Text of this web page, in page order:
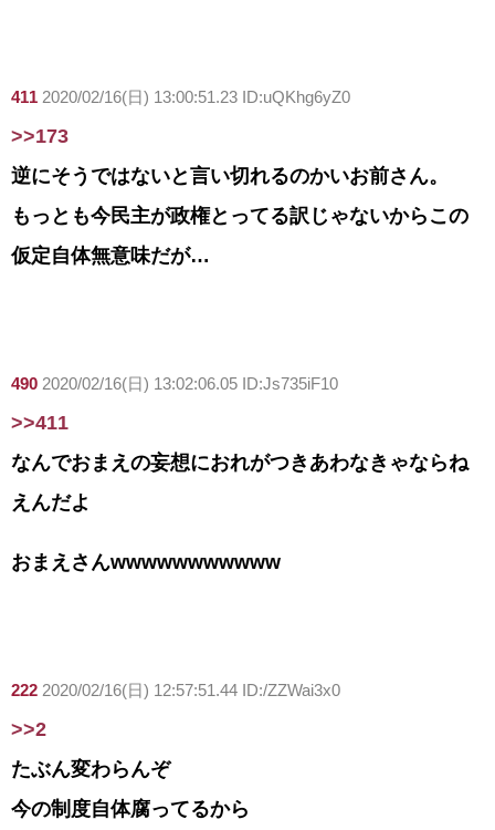
411 2020/02/16(日) 13:00:51.23 ID:uQKhg6yZ0
>>173
逆にそうではないと言い切れるのかいお前さん。
もっとも今民主が政権とってる訳じゃないからこの
仮定自体無意味だが…
490 2020/02/16(日) 13:02:06.05 ID:Js735iF10
>>411
なんでおまえの妄想におれがつきあわなきゃならね
えんだよ
おまえさんwwwwwwwwwww
222 2020/02/16(日) 12:57:51.44 ID:/ZZWai3x0
>>2
たぶん変わらんぞ
今の制度自体腐ってるから